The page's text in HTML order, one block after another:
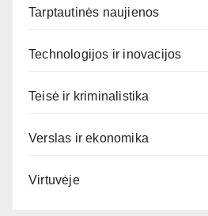
Tarptautinės naujienos
Technologijos ir inovacijos
Teisė ir kriminalistika
Verslas ir ekonomika
Virtuvėje